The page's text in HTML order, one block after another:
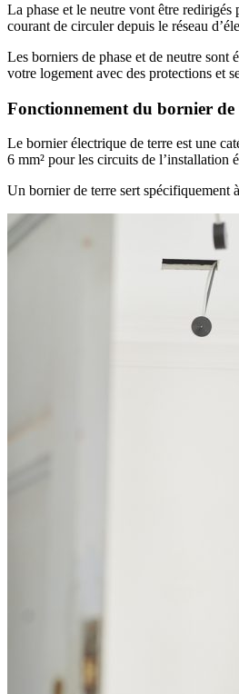
La phase et le neutre vont être
courant de circuler depuis le réseau
Les borniers de phase et de neutre
votre logement avec des protections et
Fonctionnement du bornier de
Le bornier électrique de terre est une
6 mm² pour les circuits de l’installation
Un bornier de terre sert spécifiquement